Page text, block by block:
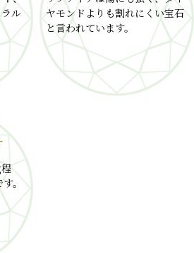
ル
ヤモンドよりも割れにくい宝石
と言われています。
す。